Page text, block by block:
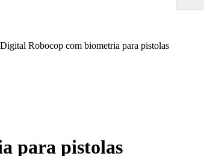
Robocop com biometria para pistolas
para pistolas